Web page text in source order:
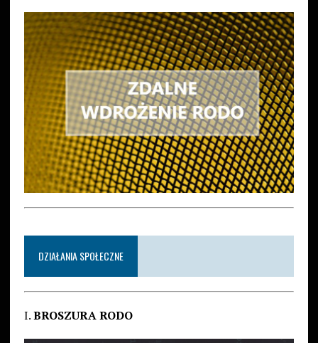
DZIAŁANIA SPOŁECZNE
I.BROSZURA RODO